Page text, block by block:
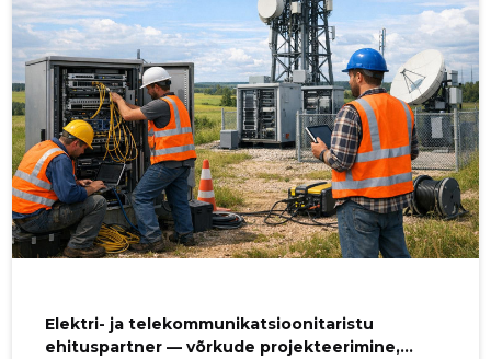
suunatud võrguehituse ja taristu
projekteerijatele,
telekommunikatsioonifirmadele,
energiettevõtetele, ehitusettevõtetele ning
kohalikele omavalitsustele, kes vajavad
usaldusväärset ja ohutut partnerit
Elektri- ja telekommunikatsioonitaristu
ehituspartner — võrkude projekteerimine,